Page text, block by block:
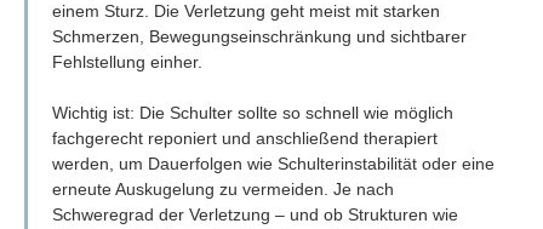
einem Sturz. Die Verletzung geht meist mit starken
Schmerzen, Bewegungseinschränkung und sichtbarer
Fehlstellung einher.
Wichtig ist: Die Schulter sollte so schnell wie möglich
fachgerecht reponiert und anschließend therapiert
werden, um Dauerfolgen wie Schulterinstabilität oder eine
erneute Auskugelung zu vermeiden. Je nach
Schweregrad der Verletzung – und ob Strukturen wie